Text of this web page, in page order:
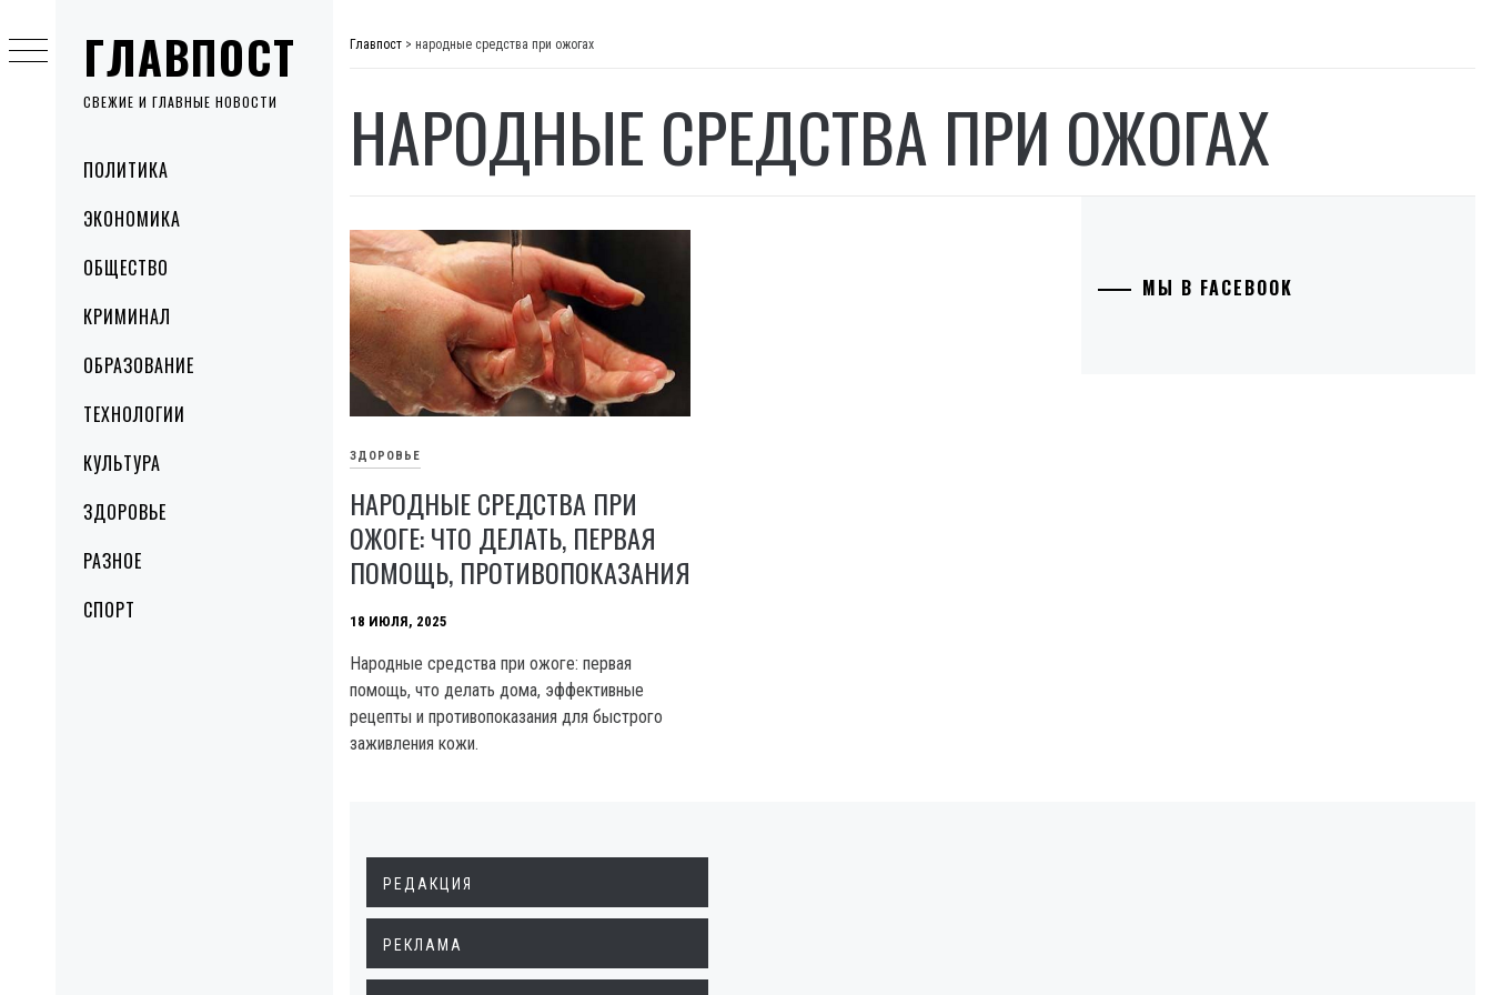
ГЛАВПОСТ
СВЕЖИЕ И ГЛАВНЫЕ НОВОСТИ
MenuПОЛИТИКА
ЭКОНОМИКА
ОБЩЕСТВО
КРИМИНАЛ
ОБРАЗОВАНИЕ
ТЕХНОЛОГИИ
КУЛЬТУРА
ЗДОРОВЬЕ
РАЗНОЕ
СПОРТ
to
content
Главпост > народные средства при ожогах
НАРОДНЫЕ СРЕДСТВА ПРИ ОЖОГАХ
ЗДОРОВЬЕ
НАРОДНЫЕ СРЕДСТВА ПРИ
ОЖОГЕ: ЧТО ДЕЛАТЬ, ПЕРВАЯ
ПОМОЩЬ, ПРОТИВОПОКАЗАНИЯ
18 ИЮЛЯ, 2025
Народные средства при ожоге: первая
помощь, что делать дома, эффективные
рецепты и противопоказания для быстрого
заживления кожи.
МЫ В FACEBOOK
РЕДАКЦИЯ
РЕКЛАМА